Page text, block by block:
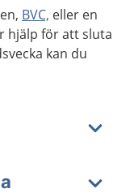
BVC, eller en
hjälp för att sluta
kan du